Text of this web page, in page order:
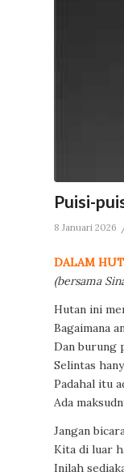
Puisi-
8 Januari 2026
DALAM
(bersama
Hutan ini
Bagaimana
Dan burung
Selintas
Padahal itu
Ada
Jangan
Kita di luar
Inilah